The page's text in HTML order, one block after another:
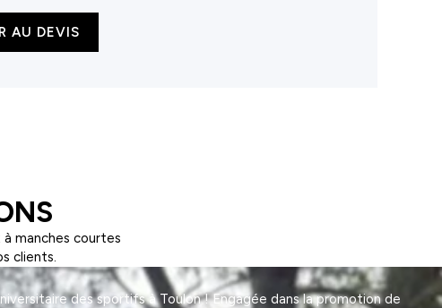
AU DEVIS
manches courtes
clients.
des sportifs à Toulon ! Engagée dans la promotion de